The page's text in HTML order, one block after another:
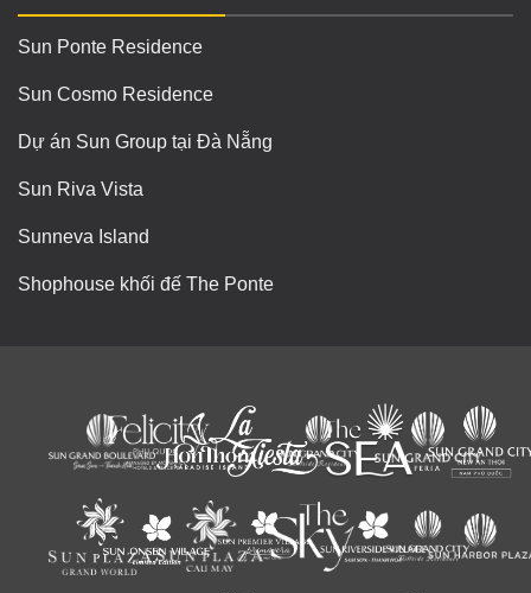
Sun Ponte Residence
Sun Cosmo Residence
Dự án Sun Group tại Đà Nẵng
Sun Riva Vista
Sunneva Island
Shophouse khối đế The Ponte